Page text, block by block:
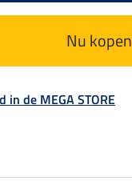
Nu kopen
in de MEGA STORE